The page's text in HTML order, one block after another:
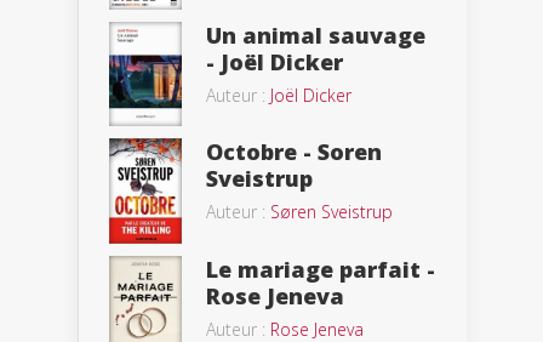
Un animal sauvage
- Joël Dicker
Auteur : Joël Dicker
Octobre - Soren
Sveistrup
Auteur : Søren Sveistrup
Le mariage parfait -
Rose Jeneva
Auteur : Rose Jeneva